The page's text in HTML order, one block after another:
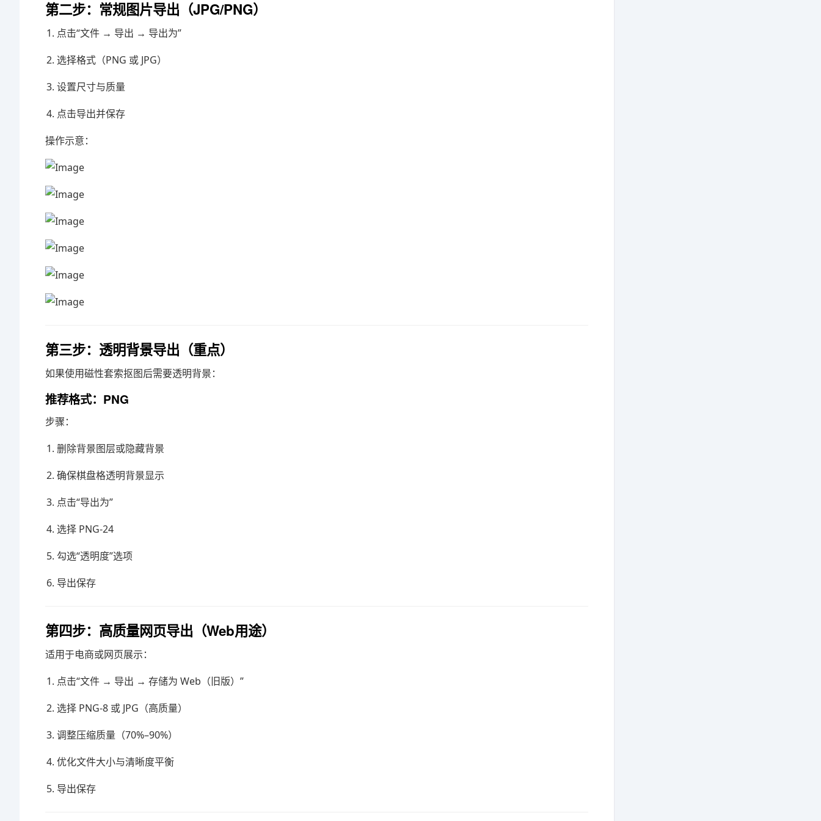
第二步：常规图片导出（JPG/PNG）
点击“文件 → 导出 → 导出为”
选择格式（PNG 或 JPG）
设置尺寸与质量
点击导出并保存
操作示意：
第三步：透明背景导出（重点）
如果使用磁性套索抠图后需要透明背景：
推荐格式：PNG
步骤：
删除背景图层或隐藏背景
确保棋盘格透明背景显示
点击“导出为”
选择 PNG-24
勾选“透明度”选项
导出保存
第四步：高质量网页导出（Web用途）
适用于电商或网页展示：
点击“文件 → 导出 → 存储为 Web（旧版）”
选择 PNG-8 或 JPG（高质量）
调整压缩质量（70%–90%）
优化文件大小与清晰度平衡
导出保存